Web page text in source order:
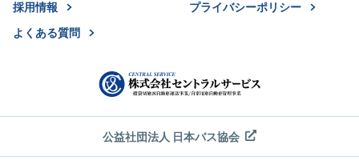
採用情報
よくある質問
プライバシーポリシー
公益社団法人 日本バス協会